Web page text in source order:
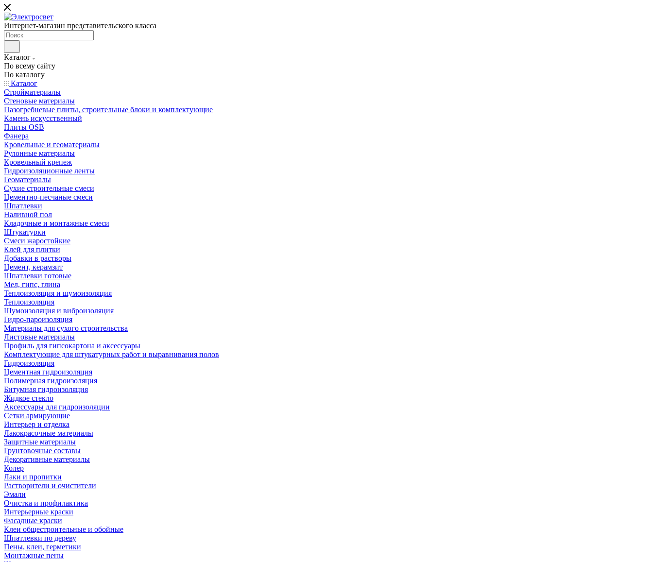
Интернет-магазин представительского класса
Каталог
По всему сайту
По каталогу
Каталог
Стройматериалы
Стеновые материалы
Пазогребневые плиты, строительные блоки и комплектующие
Камень искусственный
Плиты OSB
Фанера
Кровельные и геоматериалы
Рулонные материалы
Кровельный крепеж
Гидроизоляционные ленты
Геоматериалы
Сухие строительные смеси
Цементно-песчаные смеси
Шпатлевки
Наливной пол
Кладочные и монтажные смеси
Штукатурки
Смеси жаростойкие
Клей для плитки
Добавки в растворы
Цемент, керамзит
Шпатлевки готовые
Мел, гипс, глина
Теплоизоляция и шумоизоляция
Теплоизоляция
Шумоизоляция и виброизоляция
Гидро-пароизоляция
Материалы для сухого строительства
Листовые материалы
Профиль для гипсокартона и аксессуары
Комплектующие для штукатурных работ и выравнивания полов
Гидроизоляция
Цементная гидроизоляция
Полимерная гидроизоляция
Битумная гидроизоляция
Жидкое стекло
Аксессуары для гидроизоляции
Сетки армирующие
Интерьер и отделка
Лакокрасочные материалы
Защитные материалы
Грунтовочные составы
Декоративные материалы
Колер
Лаки и пропитки
Растворители и очистители
Эмали
Очистка и профилактика
Интерьерные краски
Фасадные краски
Клеи общестроительные и обойные
Шпатлевки по дереву
Пены, клеи, герметики
Монтажные пены